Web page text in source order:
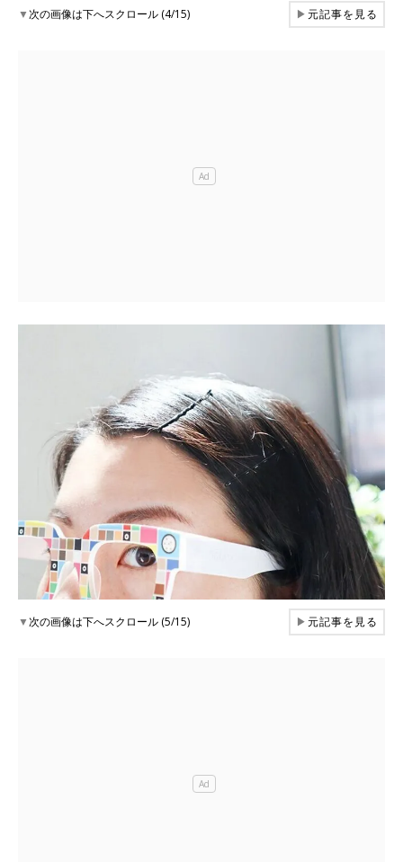
▼次の画像は下へスクロール (4/15) ▶元記事を見る
▼次の画像は下へスクロール (5/15) ▶元記事を見る